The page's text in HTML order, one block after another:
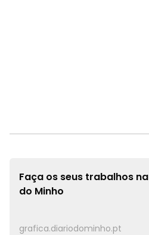
Faça os seus trabalhos na
do Minho
grafica.diariodominho.pt